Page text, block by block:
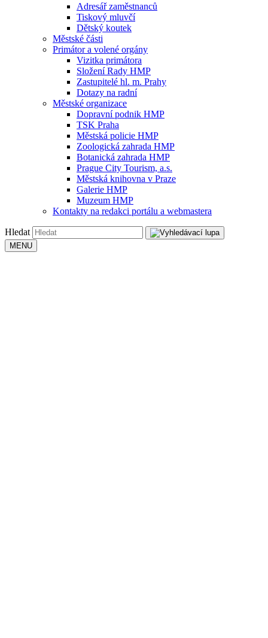
Adresář zaměstnanců
Tiskový mluvčí
Dětský koutek
Městské části
Primátor a volené orgány
Vizitka primátora
Složení Rady HMP
Zastupitelé hl. m. Prahy
Dotazy na radní
Městské organizace
Dopravní podnik HMP
TSK Praha
Městská policie HMP
Zoologická zahrada HMP
Botanická zahrada HMP
Prague City Tourism, a.s.
Městská knihovna v Praze
Galerie HMP
Muzeum HMP
Kontakty na redakci portálu a webmastera
Hledat
MENU